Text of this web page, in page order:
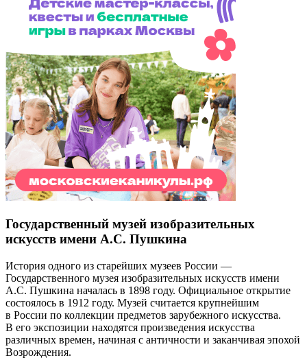
Государственный музей изобразительных
искусств имени А.С. Пушкина
История одного из старейших музеев России —
Государственного музея изобразительных искусств имени
А.С. Пушкина началась в 1898 году. Официальное открытие
состоялось в 1912 году. Музей считается крупнейшим
в России по коллекции предметов зарубежного искусства.
В его экспозиции находятся произведения искусства
различных времен, начиная с античности и заканчивая эпохой
Возрождения.